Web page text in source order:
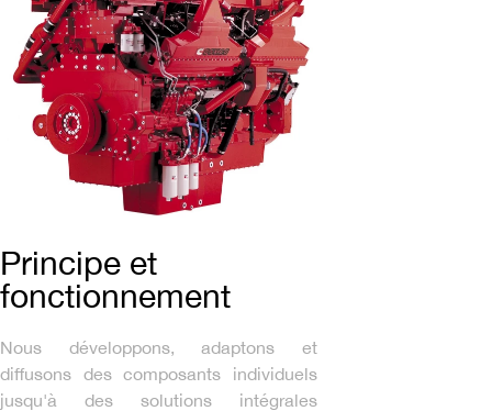
Principe et
fonctionnement
Nous développons, adaptons et
diffusons des composants individuels
jusqu'à des solutions intégrales